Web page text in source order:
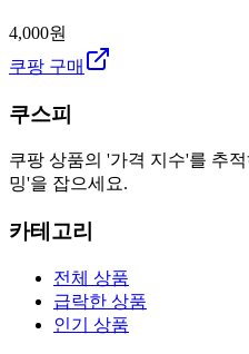
4,000원
쿠팡 구매
쿠스피
쿠팡 상품의 '가격 지수'를 추
밍'을 잡으세요.
카테고리
전체 상품
급락한 상품
인기 상품